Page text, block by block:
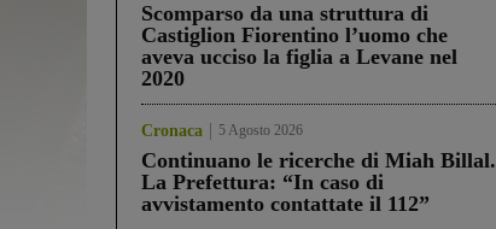
Scomparso da una struttura di
Castiglion Fiorentino l’uomo che
aveva ucciso la figlia a Levane nel
2020
Cronaca 5 Agosto 2026
Continuano le ricerche di Miah Billal.
La Prefettura: “In caso di
avvistamento contattate il 112”